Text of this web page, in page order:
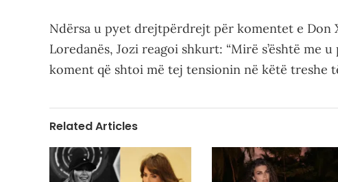
Ndërsa u pyet drejtpërdrejt për komentet e Don
Loredanës, Jozi reagoi shkurt: “Mirë s’është me
koment që shtoi më tej tensionin në këtë treshe
Related Articles